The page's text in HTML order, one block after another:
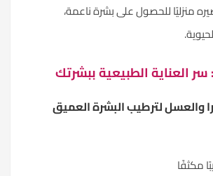
منزليًا للحصول على بشرة ناعمة،
سر العناية الطبيعية ببشرتك
مكثفًا